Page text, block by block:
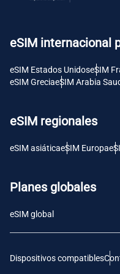
eSIM internacional
eSIM Estados UnidoseSIM
eSIM GreciaeSIM Arabia
eSIM regionales
eSIM asiáticaeSIM Europa
Planes globales
eSIM global
Dispositivos compatibles